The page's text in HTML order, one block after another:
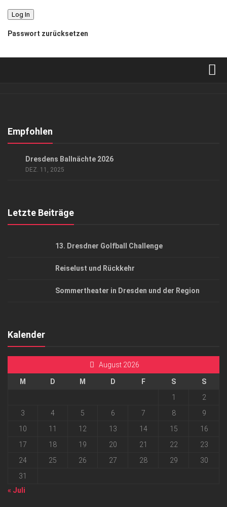
Passwort zurücksetzen
Kontakt, Impressum
Empfohlen
Dresdens Ballnächte 2026
DEZ. 11, 2025
Letzte Beiträge
13. Dresdner Golfball Challenge
Reiselust und Rückkehr
Sommertheater in Dresden und der Region
Kalender
August 2026
M D M D F S
S
1
2
3
4 5 6 7 8
9
10
11 12 13 14 15
16
17
18 19 20 21 22
23
24
25 26 27 28 29
30
31
« Juli